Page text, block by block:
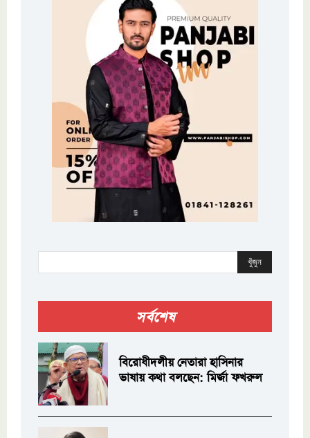
খুঁজুন
সর্বশেষ
বিরোধীদলীয় নেতারা হাসিনার
ভাষায় কথা বলছেন: মির্জা ফখরুল